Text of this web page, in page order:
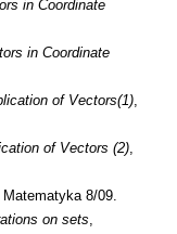
in Coordinate
in Coordinate
of Vectors(1),
of Vectors (2),
Matematyka 8/09.
on sets,